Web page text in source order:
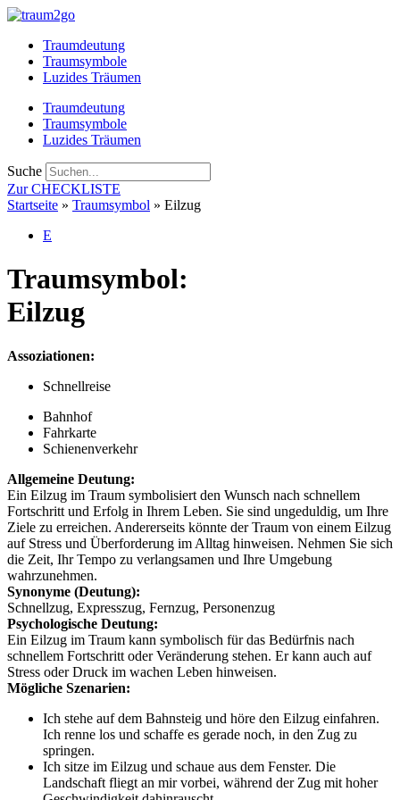
Zum
springenTraumdeutung
Traumsymbole
Luzides Träumen
Traumdeutung
Traumsymbole
Luzides Träumen
Suche
Zur CHECKLISTE
Startseite » Traumsymbol » Eilzug
E
Traumsymbol:
Eilzug
Assoziationen:
Schnellreise
Bahnhof
Fahrkarte
Schienenverkehr
Allgemeine Deutung:
Ein Eilzug im Traum symbolisiert den Wunsch nach schnellem
Fortschritt und Erfolg in Ihrem Leben. Sie sind ungeduldig, um Ihre
Ziele zu erreichen. Andererseits könnte der Traum von einem Eilzug
auf Stress und Überforderung im Alltag hinweisen. Nehmen Sie sich
die Zeit, Ihr Tempo zu verlangsamen und Ihre Umgebung
wahrzunehmen.
Synonyme (Deutung):
Schnellzug, Expresszug, Fernzug, Personenzug
Psychologische Deutung:
Ein Eilzug im Traum kann symbolisch für das Bedürfnis nach
schnellem Fortschritt oder Veränderung stehen. Er kann auch auf
Stress oder Druck im wachen Leben hinweisen.
Mögliche Szenarien:
Ich stehe auf dem Bahnsteig und höre den Eilzug einfahren.
Ich renne los und schaffe es gerade noch, in den Zug zu
springen.
Ich sitze im Eilzug und schaue aus dem Fenster. Die
Landschaft fliegt an mir vorbei, während der Zug mit hoher